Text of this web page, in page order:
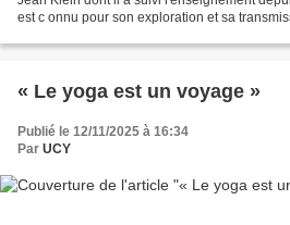
est c onnu pour son exploration et sa
« Le yoga est un voyage »
Publié le 12/11/2025 à 16:34
Par UCY